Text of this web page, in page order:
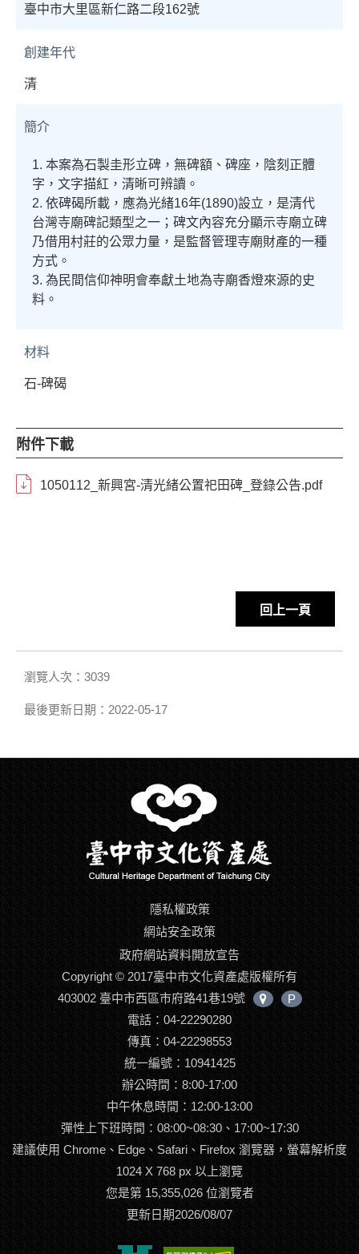
臺中市大里區新仁路二段162號
創建年代
清
簡介
1. 本案為石製圭形立碑，無碑額、碑座，陰刻正體
字，文字描紅，清晰可辨讀。
2. 依碑碣所載，應為光緒16年(1890)設立，是清代
台灣寺廟碑記類型之一；碑文內容充分顯示寺廟立碑
乃借用村莊的公眾力量，是監督管理寺廟財產的一種
方式。
3. 為民間信仰神明會奉獻土地為寺廟香燈來源的史
料。
材料
石-碑碣
附件下載
1050112_新興宮-清光緒公置祀田碑_登錄公告.pdf
回上一頁
瀏覽人次：3039
最後更新日期：2022-05-17
隱私權政策
網站安全政策
政府網站資料開放宣告
Copyright © 2017臺中市文化資產處版權所有
403002 臺中市西區市府路41巷19號
中
P
電話：04-22290280
傳真：04-22298553
統一編號：10941425
辦公時間：8:00-17:00
中午休息時間：12:00-13:00
彈性上下班時間：08:00~08:30、17:00~17:30
建議使用 Chrome、Edge、Safari、Firefox 瀏覽器，螢幕解析度
1024 X 768 px 以上瀏覽
您是第 15,355,026 位瀏覽者
更新日期2026/08/07